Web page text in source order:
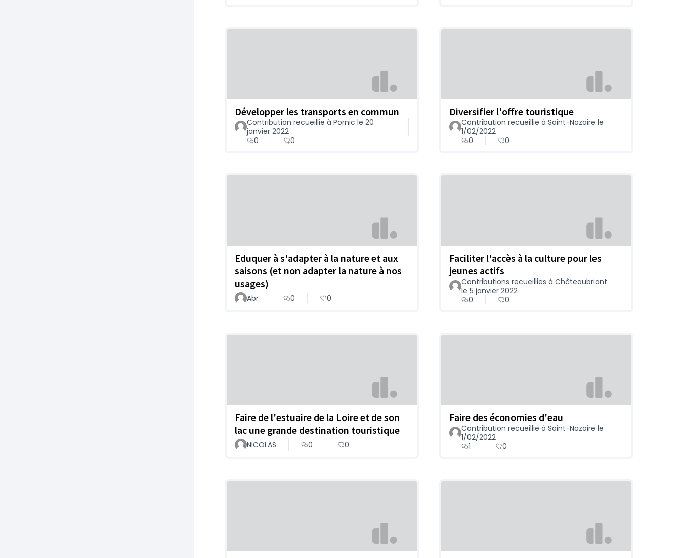
Développer les transports en commun
Contribution recueillie à Pornic le 20
janvier 2022
0
0
Diversifier l'offre touristique
Contribution recueillie à Saint-Nazaire le
1/02/2022
0
0
Eduquer à s'adapter à la nature et aux
saisons (et non adapter la nature à nos
usages)
Abr 0 0
Faciliter l'accès à la culture pour les
jeunes actifs
Contributions recueillies à Châteaubriant
le 5 janvier 2022
0
0
Faire de l'estuaire de la Loire et de son
lac une grande destination touristique
NICOLAS 0 0
Faire des économies d'eau
Contribution recueillie à Saint-Nazaire le
1/02/2022
1
0